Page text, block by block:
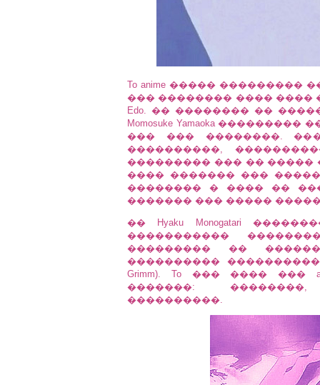
To anime �����
��� �������� ���� ����
Edo. �� �������� ��
Momosuke Yamaoka
��� ��� ��������.
����������,
��������� ��� �� �����
���� ������� ���
�������� � ���� ��
������� ��� �����
�� Hyaku Monogatari
�����������
��������� ��
����������
Grimm). To ��� ����
�������:
����������.